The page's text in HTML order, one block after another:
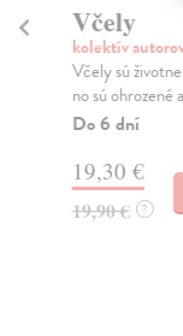
Včely
kolektív
Včely sú
no sú ohrozené
Do 6 dní
19,30 €
19,90 € ?